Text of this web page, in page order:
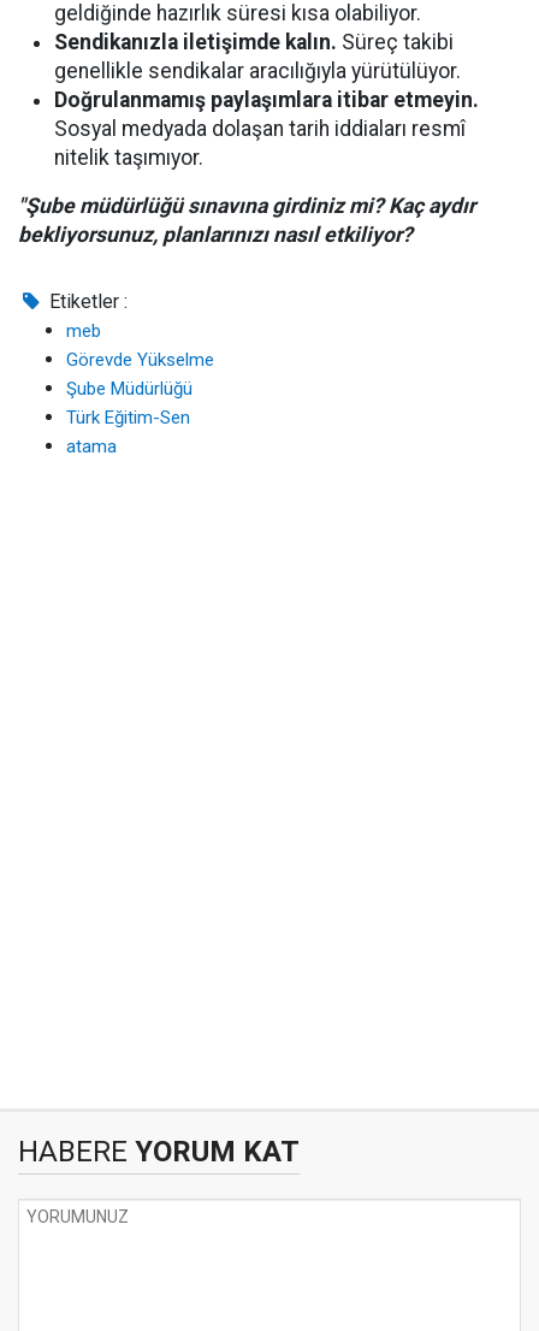
geldiğinde hazırlık süresi kısa olabiliyor.
Sendikanızla iletişimde kalın. Süreç takibi
genellikle sendikalar aracılığıyla yürütülüyor.
Doğrulanmamış paylaşımlara itibar etmeyin.
Sosyal medyada dolaşan tarih iddiaları resmî
nitelik taşımıyor.
"Şube müdürlüğü sınavına girdiniz mi? Kaç aydır
bekliyorsunuz, planlarınızı nasıl etkiliyor?
Etiketler :
meb
Görevde Yükselme
Şube Müdürlüğü
Türk Eğitim-Sen
atama
HABERE YORUM KAT